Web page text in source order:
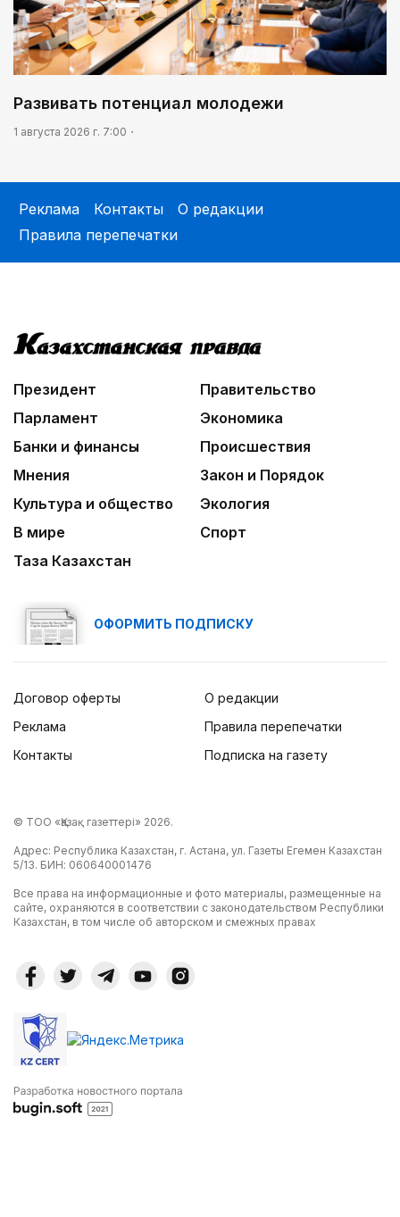
Развивать потенциал молодежи
1 августа 2026 г. 7:00
Реклама Контакты
О редакции
Правила перепечатки
Президент
Правительство
Парламент
Экономика
Банки и финансы
Происшествия
Мнения
Закон и Порядок
Культура и общество
Экология
В мире
Спорт
Таза Казахстан
ОФОРМИТЬ ПОДПИСКУ
Договор оферты
Реклама
Контакты
О редакции
Правила перепечатки
Подписка на газету
© ТОО «Қазақ газеттері» 2026.
Адрес: Республика Казахстан, г. Астана, ул. Газеты Егемен Казахстан
5/13. БИН: 060640001476
Все права на информационные и фото материалы, размещенные на
сайте, охраняются в соответствии с законодательством Республики
Казахстан, в том числе об авторском и смежных правах